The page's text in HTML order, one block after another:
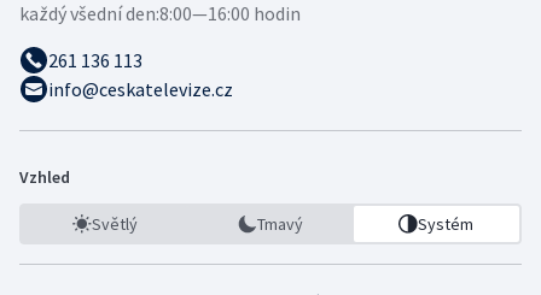
každý všední den:8:00—16:00 hodin
261 136 113
info@ceskatelevize.cz
Vzhled
Světlý Tmavý Systém